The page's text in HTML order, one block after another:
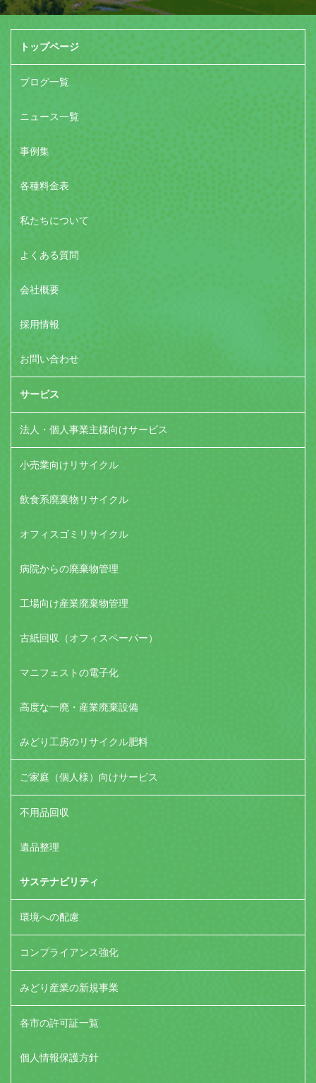
トップページ
ブログ一覧
ニュース一覧
事例集
各種料金表
私たちについて
よくある質問
会社概要
採用情報
お問い合わせ
サービス
法人・個人事業主様向けサービス
小売業向けリサイクル
飲食系廃棄物リサイクル
オフィスゴミリサイクル
病院からの廃棄物管理
工場向け産業廃棄物管理
古紙回収（オフィスペーパー）
マニフェストの電子化
高度な一廃・産業廃棄設備
みどり工房のリサイクル肥料
ご家庭（個人様）向けサービス
不用品回収
遺品整理
サステナビリティ
環境への配慮
コンプライアンス強化
みどり産業の新規事業
各市の許可証一覧
個人情報保護方針